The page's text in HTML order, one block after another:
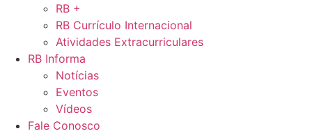
RB +
RB Currículo Internacional
Atividades Extracurriculares
RB Informa
Notícias
Eventos
Vídeos
Fale Conosco